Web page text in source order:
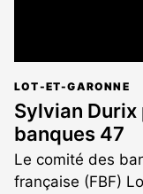
LOT-ET-GARONNE
Sylvian
banques 47
Le comité des
française (FBF)